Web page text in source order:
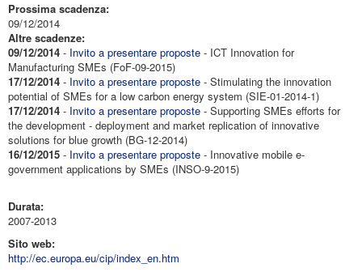
Prossima scadenza:
09/12/2014
Altre scadenze:
09/12/2014 - Invito a presentare proposte - ICT Innovation for
Manufacturing SMEs (FoF-09-2015)
17/12/2014 - Invito a presentare proposte - Stimulating the innovation
potential of SMEs for a low carbon energy system (SIE-01-2014-1)
17/12/2014 - Invito a presentare proposte - Supporting SMEs efforts for
the development - deployment and market replication of innovative
solutions for blue growth (BG-12-2014)
16/12/2015 - Invito a presentare proposte - Innovative mobile e-
government applications by SMEs (INSO-9-2015)
Durata:
2007-2013
Sito web:
http://ec.europa.eu/cip/index_en.htm